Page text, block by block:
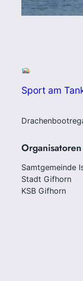
Sport am
Organisatoren
Samtgemeinde
Stadt Gifhorn
KSB Gifhorn